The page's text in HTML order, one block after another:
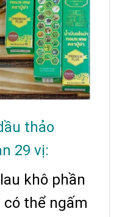
thảo
29 vị:
khô phần
có thể ngấm